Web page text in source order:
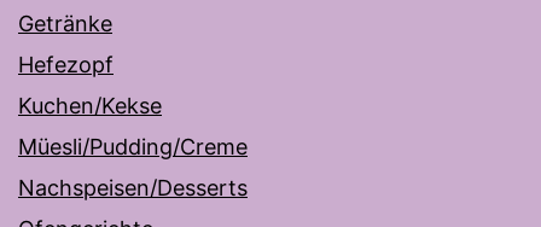
Getränke
Hefezopf
Kuchen/Kekse
Müesli/Pudding/Creme
Nachspeisen/Desserts